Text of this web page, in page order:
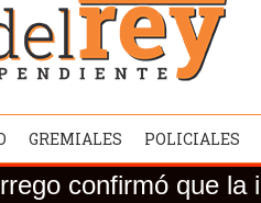
GREMIALES POLICIALES
que la